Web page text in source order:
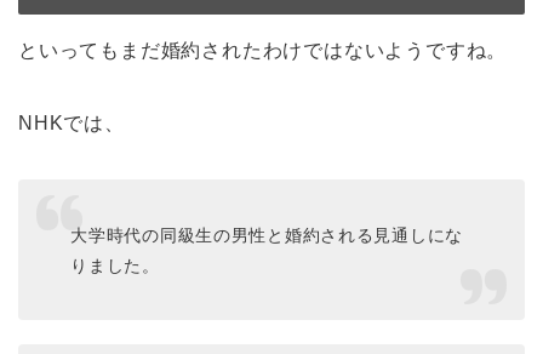
といってもまだ婚約されたわけではないようですね。
NHKでは、
大学時代の同級生の男性と婚約される見通しにな
りました。